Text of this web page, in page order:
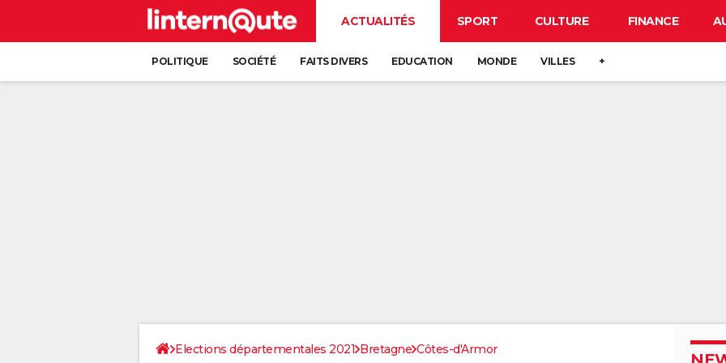
ACTUALITÉS SPORT CULTURE FINANCE
POLITIQUE SOCIÉTÉ FAITS DIVERS EDUCATION MONDE VILLES +
Elections départementales 2021 Bretagne Côtes-d'Armor